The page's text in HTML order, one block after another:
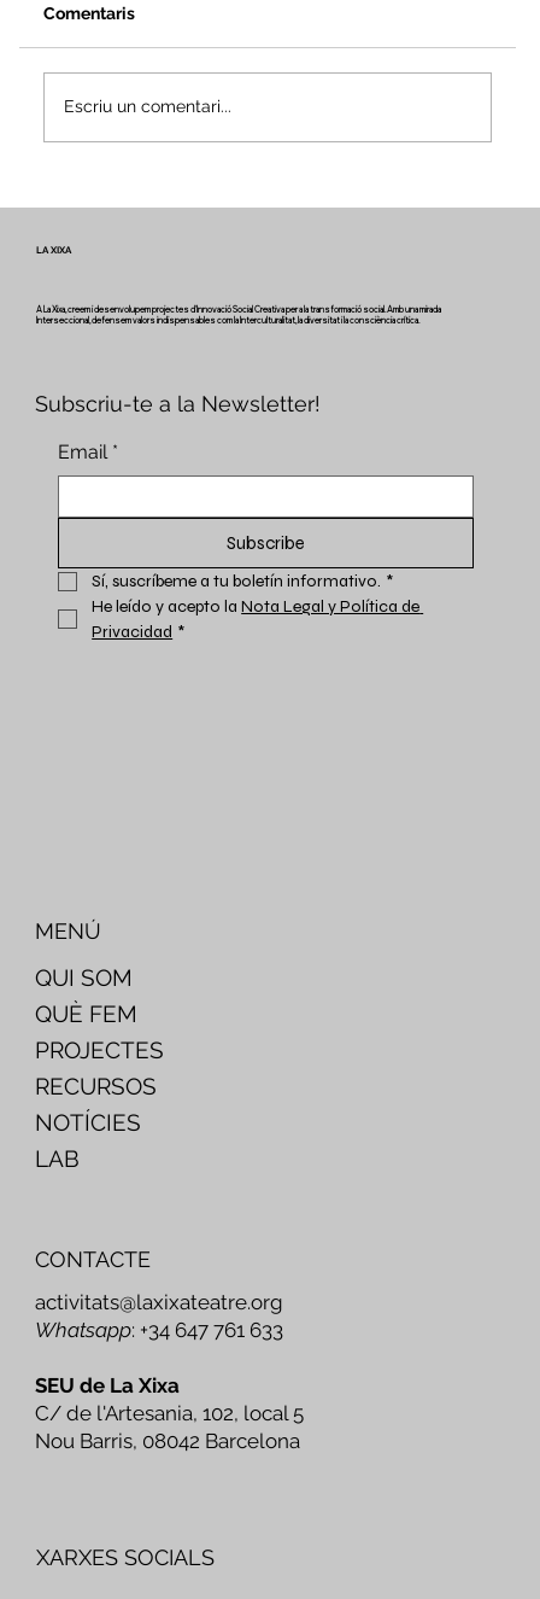
Comentaris
Escriu un comentari...
LA XIXA
A La Xixa, creem i desenvolupem projectes d'Innovació Social Creativa per a la transformació social. Amb una mirada
Interseccional, defensem valors indispensables com la Interculturalitat, la diversitat i la consciència crítica.
Subscriu-te a la Newsletter!
Email *
Subscribe
Sí, suscríbeme a tu boletín informativo. *
He leído y acepto la Nota Legal y Política de
Privacidad *
QUI SOM
QUÈ FEM
PROJECTES
RECURSOS
NOTÍCIES
LAB
MENÚ
CONTACTE
activitats@laxixateatre.org
Whatsapp: +34 647 761 633
SEU de La Xixa
C/ de l'Artesania, 102, local 5
Nou Barris, 08042 Barcelona
XARXES SOCIALS